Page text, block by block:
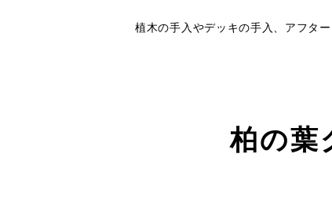
植木の手入やデッキの手入、アフタ
柏の葉